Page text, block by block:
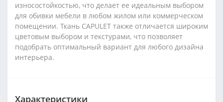
износостойкостью, что делает ее идеальным выбором
для обивки мебели в любом жилом или коммерческом
помещении. Ткань CAPULET также отличается широким
цветовым выбором и текстурами, что позволяет
подобрать оптимальный вариант для любого дизайна
интерьера.
Характеристики